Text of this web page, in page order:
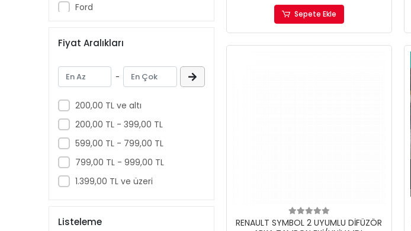
Ford
HYUNDAI
KİA
MAZDA
MERCEDES
MİTSUBİSHİ
NİSSAN
OPEL
PEUGEOT
SEAT
Fiyat Aralıkları
-
200,00 TL ve altı
200,00 TL - 399,00 TL
599,00 TL - 799,00 TL
799,00 TL - 999,00 TL
1.399,00 TL ve üzeri
Listeleme
Sepete Ekle
RENAULT SYMBOL 2 UYUMLU DİFÜZÖR